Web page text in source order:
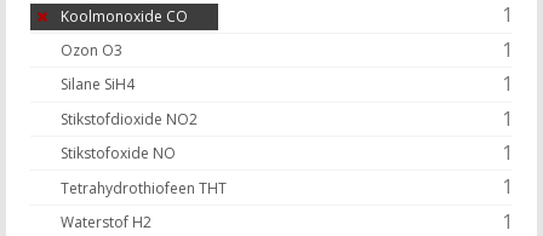
Koolmonoxide CO 1
Ozon O3 1
Silane SiH4 1
Stikstofdioxide NO2 1
Stikstofoxide NO 1
Tetrahydrothiofeen THT 1
Waterstof H2 1